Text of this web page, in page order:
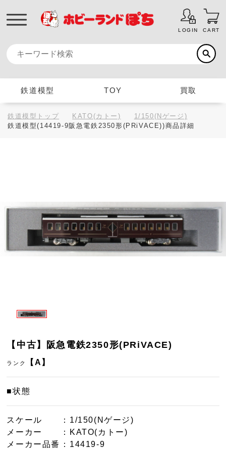
LOGIN CART
鉄道模型 TOY 買取
鉄道模型トップ KATO(カトー)
1/150(Nゲージ)
鉄道模型(14419-9阪急電鉄2350形(PRiVACE))商品詳細
【中古】阪急電鉄2350形(PRiVACE)
ランク 【A】
■状態
スケール
：1/150(Nゲージ)
メーカー
：KATO(カトー)
メーカー品番
：14419-9